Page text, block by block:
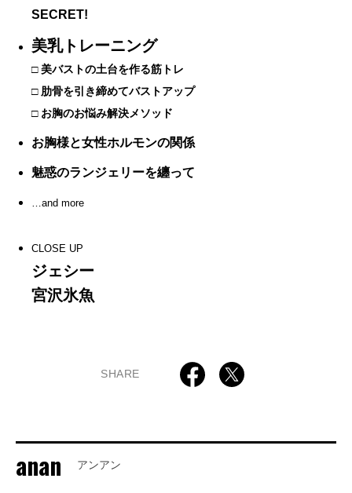
SECRET!
美乳トレーニング
□ 美バストの土台を作る筋トレ
□ 肋骨を引き締めてバストアップ
□ お胸のお悩み解決メソッド
お胸様と女性ホルモンの関係
魅惑のランジェリーを纏って
…and more
CLOSE UP
ジェシー
宮沢氷魚
SHARE
anan アンアン